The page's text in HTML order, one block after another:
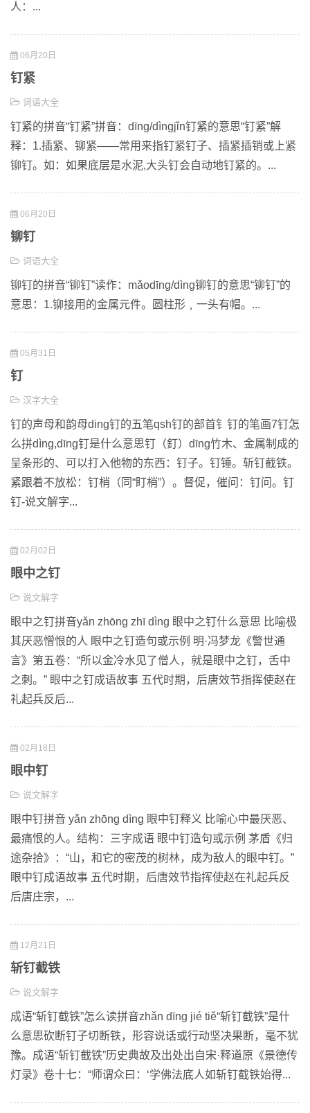
人：...
06月20日
钉紧
词语大全
钉紧的拼音“钉紧”拼音：dīng/dìngjǐn钉紧的意思“钉紧”解
释：1.插紧、铆紧——常用来指钉紧钉子、插紧插销或上紧
铆钉。如：如果底层是水泥,大头钉会自动地钉紧的。...
06月20日
铆钉
词语大全
铆钉的拼音“铆钉”读作：mǎodīng/dìng铆钉的意思“铆钉”的
意思：1.铆接用的金属元件。圆柱形﹐一头有帽。...
05月31日
钉
汉字大全
钉的声母和韵母ding钉的五笔qsh钉的部首钅钉的笔画7钉怎
么拼dìng,dīng钉是什么意思钉（釘）dīng竹木、金属制成的
呈条形的、可以打入他物的东西：钉子。钉锤。斩钉截铁。
紧跟着不放松：钉梢（同“盯梢”）。督促，催问：钉问。钉
钉-说文解字...
02月02日
眼中之钉
说文解字
眼中之钉拼音yǎn zhōng zhī dìng 眼中之钉什么意思 比喻极
其厌恶憎恨的人 眼中之钉造句或示例 明·冯梦龙《警世通
言》第五卷：“所以金冷水见了僧人，就是眼中之钉，舌中
之刺。” 眼中之钉成语故事 五代时期，后唐效节指挥使赵在
礼起兵反后...
02月18日
眼中钉
说文解字
眼中钉拼音 yǎn zhōng dìng 眼中钉释义 比喻心中最厌恶、
最痛恨的人。结构：三字成语 眼中钉造句或示例 茅盾《归
途杂拾》：“山，和它的密茂的树林，成为敌人的眼中钉。”
眼中钉成语故事 五代时期，后唐效节指挥使赵在礼起兵反
后唐庄宗，...
12月21日
斩钉截铁
说文解字
成语“斩钉截铁”怎么读拼音zhǎn dīng jié tiě“斩钉截铁”是什
么意思砍断钉子切断铁，形容说话或行动坚决果断，毫不犹
豫。成语“斩钉截铁”历史典故及出处出自宋·释道原《景德传
灯录》卷十七：“师谓众曰：‘学佛法底人如斩钉截铁始得...